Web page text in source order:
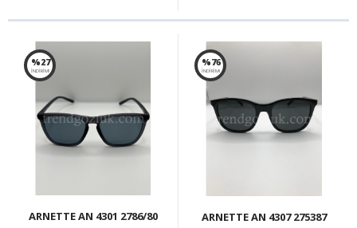
%27
İNDİRİM!
ARNETTE AN 4301 2786/80
%76
İNDİRİM!
ARNETTE AN 4307 275387